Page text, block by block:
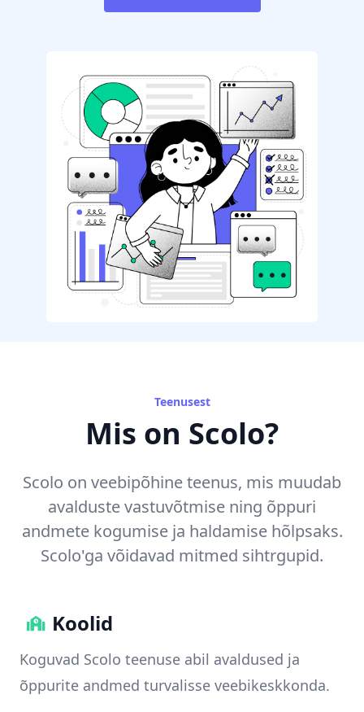
Teenusest
Mis on Scolo?
Scolo on veebipõhine teenus, mis muudab
avalduste vastuvõtmise ning õppuri
andmete kogumise ja haldamise hõlpsaks.
Scolo'ga võidavad mitmed sihtrgupid.
Koolid
Koguvad Scolo teenuse abil avaldused ja
õppurite andmed turvalisse veebikeskkonda.